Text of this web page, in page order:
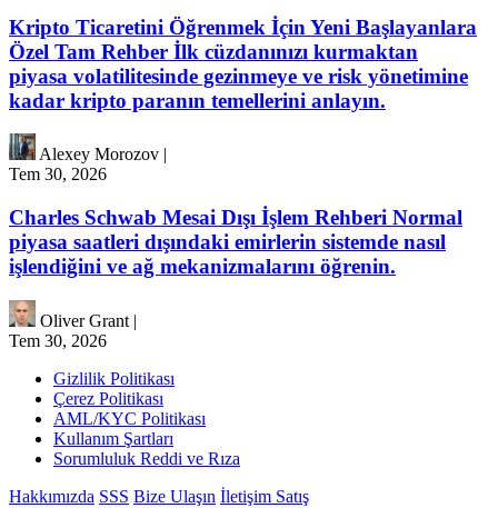
Kripto Ticaretini Öğrenmek İçin Yeni Başlayanlara
Özel Tam Rehber İlk cüzdanınızı kurmaktan
piyasa volatilitesinde gezinmeye ve risk yönetimine
kadar kripto paranın temellerini anlayın.
Alexey Morozov |
Tem 30, 2026
Charles Schwab Mesai Dışı İşlem Rehberi Normal
piyasa saatleri dışındaki emirlerin sistemde nasıl
işlendiğini ve ağ mekanizmalarını öğrenin.
Oliver Grant |
Tem 30, 2026
Gizlilik Politikası
Çerez Politikası
AML/KYC Politikası
Kullanım Şartları
Sorumluluk Reddi ve Rıza
Hakkımızda SSS Bize Ulaşın İletişim Satış